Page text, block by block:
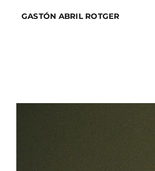
GASTÓN ABRIL ROTGER